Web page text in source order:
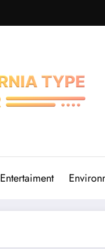
Entertaiment